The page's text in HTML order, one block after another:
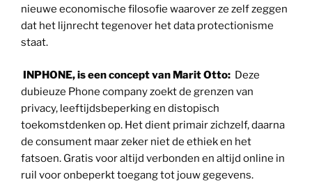
nieuwe economische filosofie waarover ze zelf zeggen
dat het lijnrecht tegenover het data protectionisme
staat.
INPHONE, is een concept van Marit Otto: Deze
dubieuze Phone company zoekt de grenzen van
privacy, leeftijdsbeperking en distopisch
toekomstdenken op. Het dient primair zichzelf, daarna
de consument maar zeker niet de ethiek en het
fatsoen. Gratis voor altijd verbonden en altijd online in
ruil voor onbeperkt toegang tot jouw gegevens.